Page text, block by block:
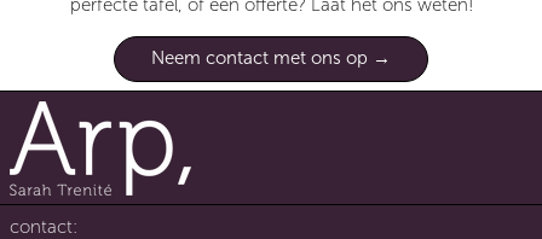
perfecte tafel, of een offerte? Laat het ons weten!
Neem contact met ons op
contact: